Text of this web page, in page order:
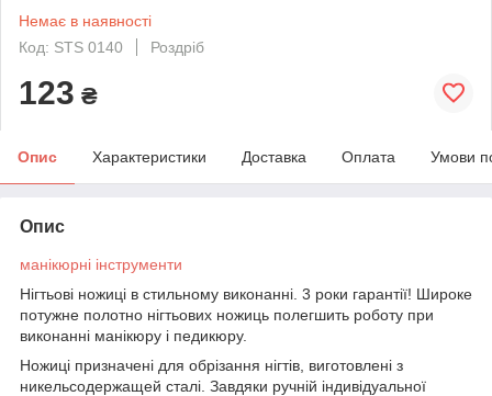
Немає в наявності
Код: STS 0140
Роздріб
123 ₴
Опис Характеристики Доставка Оплата Умови
Опис
манікюрні інструменти
Нігтьові ножиці в стильному виконанні. 3 роки гарантії! Широке
потужне полотно нігтьових ножиць полегшить роботу при
виконанні манікюру і педикюру.
Ножиці призначені для обрізання нігтів, виготовлені з
никельсодержащей сталі. Завдяки ручній індивідуальної